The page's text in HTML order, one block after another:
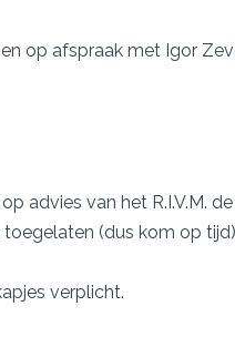
op afspraak met Igor
advies van het R.I.V.M.
(dus kom op
verplicht.